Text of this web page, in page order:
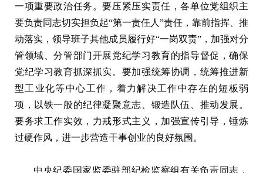
一项重要政治任务。要压紧压实责任，各单位党组织主
要负责同志切实担负起“第一责任人”责任，靠前指挥、推
动落实，领导班子其他成员履行好“一岗双责”，加强对分
管领域、分管部门开展党纪学习教育的指导督促，确保
党纪学习教育抓深抓实。要加强统筹协调，统筹推进新
型工业化等中心工作，着力解决工作中存在的短板弱
项，以铁一般的纪律凝聚意志、锻造队伍、推动发展。
要务求工作实效，力戒形式主义，加强宣传引导，锤炼
过硬作风，进一步营造干事创业的良好氛围。
中央纪委国家监委驻部纪检监察组有关负责同志，